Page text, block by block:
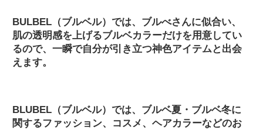
BULBEL（ブルベル）では、ブルべさんに似合い、
肌の透明感を上げるブルベカラーだけを用意してい
るので、一瞬で自分が引き立つ神色アイテムと出会
えます。
BLUBEL（ブルベル）では、ブルベ夏・ブルベ冬に
関するファッション、コスメ、ヘアカラーなどのお